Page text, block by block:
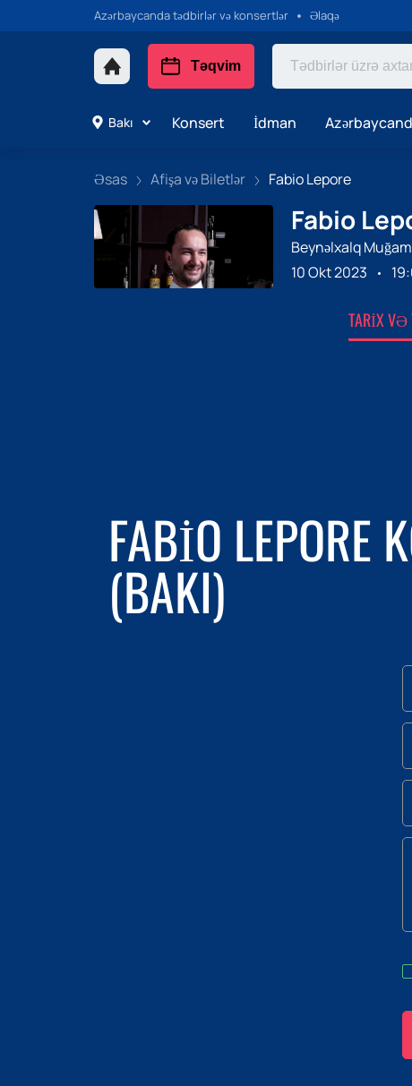
Azərbaycanda tədbirlər və konsertlər Əlaqə
Təqvim
Bakı Konsert İdman
Əsas Afişa və Biletlər Fabio Lepore
Fabio
Beynəlxalq
10 Okt 2023
TARIX VƏ
FABIO
(BAKI)